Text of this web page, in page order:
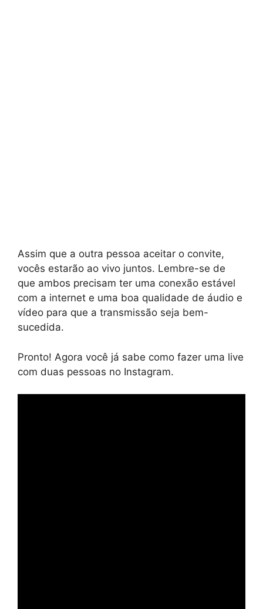
Assim que a outra pessoa aceitar o convite,
vocês estarão ao vivo juntos. Lembre-se de
que ambos precisam ter uma conexão estável
com a internet e uma boa qualidade de áudio e
vídeo para que a transmissão seja bem-
sucedida.
Pronto! Agora você já sabe como fazer uma live
com duas pessoas no Instagram.